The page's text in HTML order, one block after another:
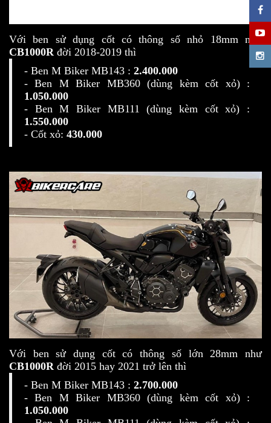
Với ben sử dụng cốt có thông số nhỏ 18mm như
CB1000R đời 2018-2019 thì
- Ben M Biker MB143 : 2.400.000
- Ben M Biker MB360(dùng kèm cốt xỏ) :
1.050.000
- Ben M Biker MB111(dùng kèm cốt xỏ) :
1.550.000
- Cốt xỏ: 430.000
Với ben sử dụng cốt có thông số lớn 28mm như
CB1000R đời 2015 hay 2021 trở lên thì
- Ben M Biker MB143 : 2.700.000
- Ben M Biker MB360 (dùng kèm cốt xỏ) :
1.050.000